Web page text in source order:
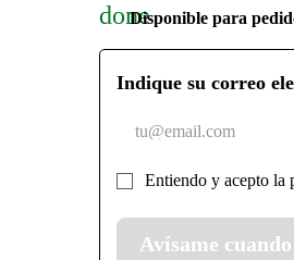
doneDisponible para
Indique su correo
Entiendo y acepto la
Avísame